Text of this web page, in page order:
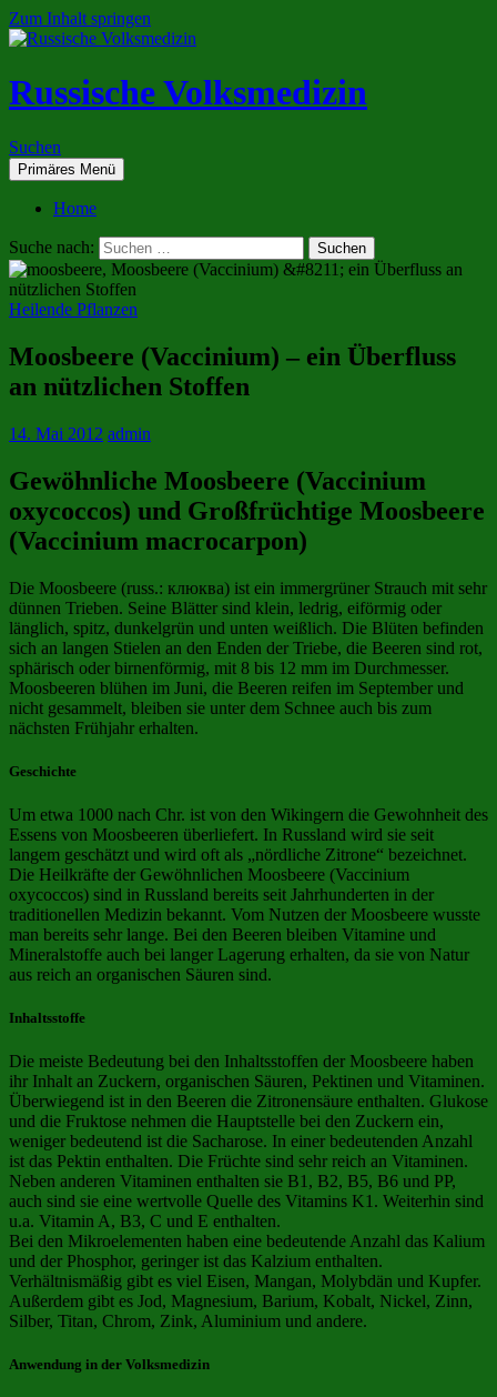
Zum Inhalt springen
Russische Volksmedizin
Suchen
Primäres Menü
Home
Suche nach:
Heilende Pflanzen
Moosbeere (Vaccinium) – ein Überfluss
an nützlichen Stoffen
14. Mai 2012 admin
Gewöhnliche Moosbeere (Vaccinium
oxycoccos) und Großfrüchtige Moosbeere
(Vaccinium macrocarpon)
Die Moosbeere (russ.: клюква) ist ein immergrüner Strauch mit sehr
dünnen Trieben. Seine Blätter sind klein, ledrig, eiförmig oder
länglich, spitz, dunkelgrün und unten weißlich. Die Blüten befinden
sich an langen Stielen an den Enden der Triebe, die Beeren sind rot,
sphärisch oder birnenförmig, mit 8 bis 12 mm im Durchmesser.
Moosbeeren blühen im Juni, die Beeren reifen im September und
nicht gesammelt, bleiben sie unter dem Schnee auch bis zum
nächsten Frühjahr erhalten.
Geschichte
Um etwa 1000 nach Chr. ist von den Wikingern die Gewohnheit des
Essens von Moosbeeren überliefert. In Russland wird sie seit
langem geschätzt und wird oft als „nördliche Zitrone“ bezeichnet.
Die Heilkräfte der Gewöhnlichen Moosbeere (Vaccinium
oxycoccos) sind in Russland bereits seit Jahrhunderten in der
traditionellen Medizin bekannt. Vom Nutzen der Moosbeere wusste
man bereits sehr lange. Bei den Beeren bleiben Vitamine und
Mineralstoffe auch bei langer Lagerung erhalten, da sie von Natur
aus reich an organischen Säuren sind.
Inhaltsstoffe
Die meiste Bedeutung bei den Inhaltsstoffen der Moosbeere haben
ihr Inhalt an Zuckern, organischen Säuren, Pektinen und Vitaminen.
Überwiegend ist in den Beeren die Zitronensäure enthalten. Glukose
und die Fruktose nehmen die Hauptstelle bei den Zuckern ein,
weniger bedeutend ist die Sacharose. In einer bedeutenden Anzahl
ist das Pektin enthalten. Die Früchte sind sehr reich an Vitaminen.
Neben anderen Vitaminen enthalten sie B1, B2, B5, B6 und PP,
auch sind sie eine wertvolle Quelle des Vitamins K1. Weiterhin sind
u.a. Vitamin A, B3, C und E enthalten.
Bei den Mikroelementen haben eine bedeutende Anzahl das Kalium
und der Phosphor, geringer ist das Kalzium enthalten.
Verhältnismäßig gibt es viel Eisen, Mangan, Molybdän und Kupfer.
Außerdem gibt es Jod, Magnesium, Barium, Kobalt, Nickel, Zinn,
Silber, Titan, Chrom, Zink, Aluminium und andere.
Anwendung in der Volksmedizin